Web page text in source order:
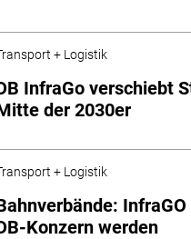
+ Logistik
InfraGo verschiebt
der 2030er
+ Logistik
Konzern werden